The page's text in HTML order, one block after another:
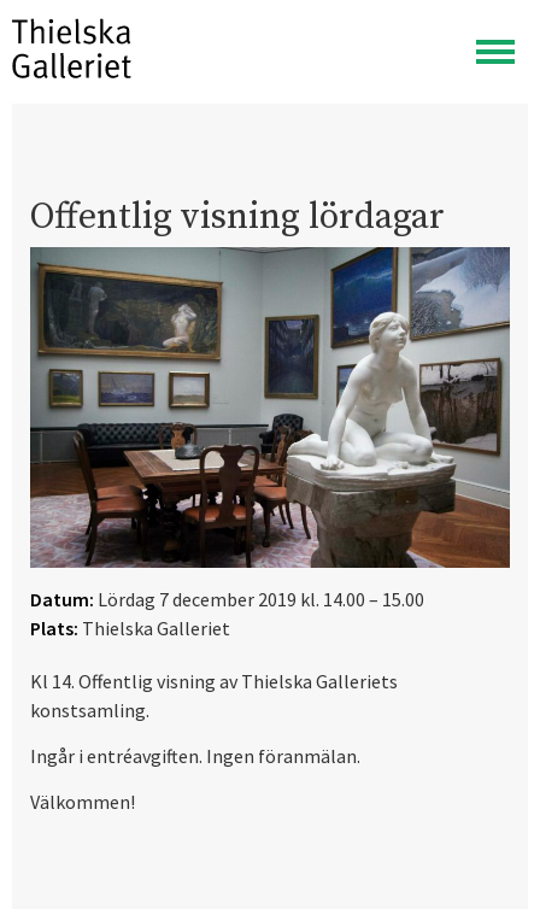
Visa
meny
Offentlig visning lördagar
Datum: Lördag 7 december 2019 kl. 14.00 – 15.00
Plats: Thielska Galleriet
Kl 14. Offentlig visning av Thielska Galleriets
konstsamling.
Ingår i entréavgiften. Ingen föranmälan.
Välkommen!